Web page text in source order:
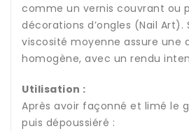
comme un vernis couvrant ou
décorations d’ongles (Nail Art).
viscosité moyenne assure une
homogène, avec un rendu
Utilisation :
Après avoir façonné et limé le
puis dépoussiéré :